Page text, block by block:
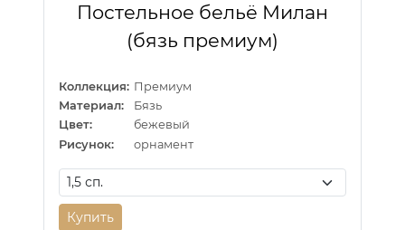
Постельное бельё Милан
(бязь премиум)
Коллекция: Премиум
Материал:
Бязь
Цвет:
бежевый
Рисунок:
орнамент
Купить